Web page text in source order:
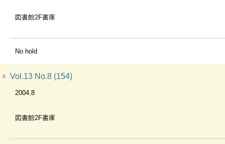
図書館2F書庫
No hold
6 Vol.13 No.8 (154)
2004.8
図書館2F書庫